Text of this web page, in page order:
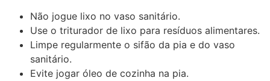
Não jogue lixo no vaso sanitário.
Use o triturador de lixo para resíduos alimentares.
Limpe regularmente o sifão da pia e do vaso
sanitário.
Evite jogar óleo de cozinha na pia.